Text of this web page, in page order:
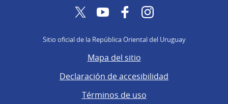
TwitterYouTubeFacebookInstagram
Sitio oficial de la República Oriental del Uruguay
Mapa del sitio
Declaración de accesibilidad
Términos de uso